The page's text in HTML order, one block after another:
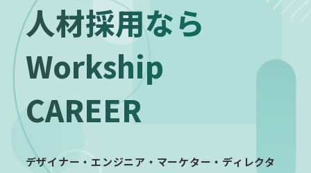
人材採用なら
Workship
CAREER
デザイナー・エンジニア・マーケター・ディレクタ